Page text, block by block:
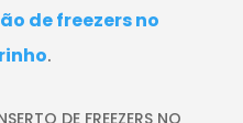
de freezers no
.
DE FREEZERS NO